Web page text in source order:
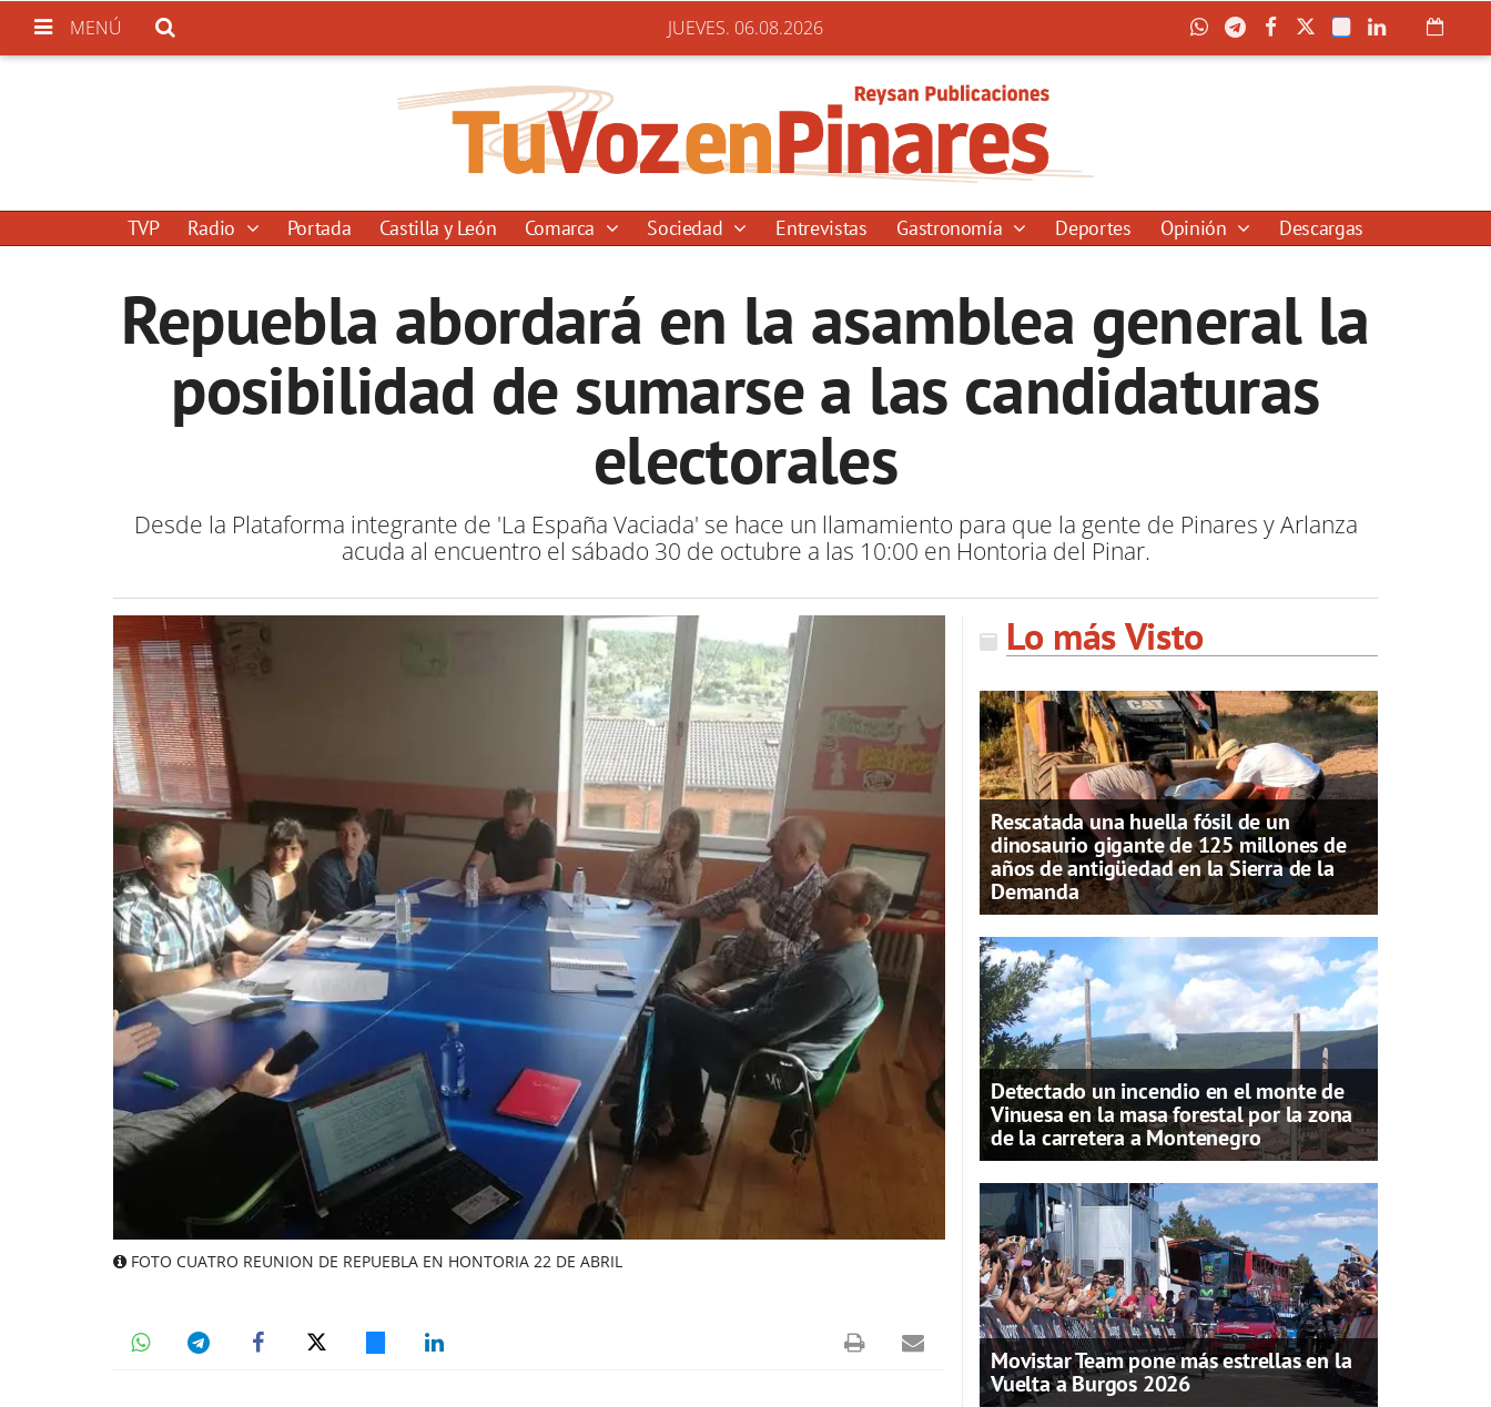
MENÚ JUEVES. 06.08.2026
TVP Radio Portada Castilla y León Comarca Sociedad Entrevistas Gastronomía Deportes Opinión Descargas
Repuebla abordará en la asamblea general la
posibilidad de sumarse a las candidaturas
electorales
Desde la Plataforma integrante de 'La España Vaciada' se hace un llamamiento para que la gente de Pinares y Arlanza
acuda al encuentro el sábado 30 de octubre a las 10:00 en Hontoria del Pinar.
FOTO CUATRO REUNION DE REPUEBLA EN HONTORIA 22 DE ABRIL
Lo más Visto
Rescatada una huella fósil de un
dinosaurio gigante de 125 millones de
años de antigüedad en la Sierra de la
Demanda
Detectado un incendio en el monte de
Vinuesa en la masa forestal por la zona
de la carretera a Montenegro
Movistar Team pone más estrellas en la
Vuelta a Burgos 2026